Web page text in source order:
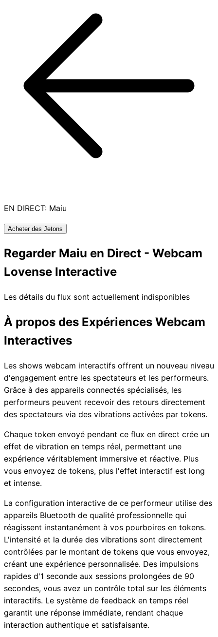
EN DIRECT: Maiu
Acheter des Jetons
Regarder Maiu en Direct - Webcam
Lovense Interactive
Les détails du flux sont actuellement indisponibles
À propos des Expériences Webcam
Interactives
Les shows webcam interactifs offrent un nouveau niveau
d'engagement entre les spectateurs et les performeurs.
Grâce à des appareils connectés spécialisés, les
performeurs peuvent recevoir des retours directement
des spectateurs via des vibrations activées par tokens.
Chaque token envoyé pendant ce flux en direct crée un
effet de vibration en temps réel, permettant une
expérience véritablement immersive et réactive. Plus
vous envoyez de tokens, plus l'effet interactif est long
et intense.
La configuration interactive de ce performeur utilise des
appareils Bluetooth de qualité professionnelle qui
réagissent instantanément à vos pourboires en tokens.
L'intensité et la durée des vibrations sont directement
contrôlées par le montant de tokens que vous envoyez,
créant une expérience personnalisée. Des impulsions
rapides d'1 seconde aux sessions prolongées de 90
secondes, vous avez un contrôle total sur les éléments
interactifs. Le système de feedback en temps réel
garantit une réponse immédiate, rendant chaque
interaction authentique et satisfaisante.